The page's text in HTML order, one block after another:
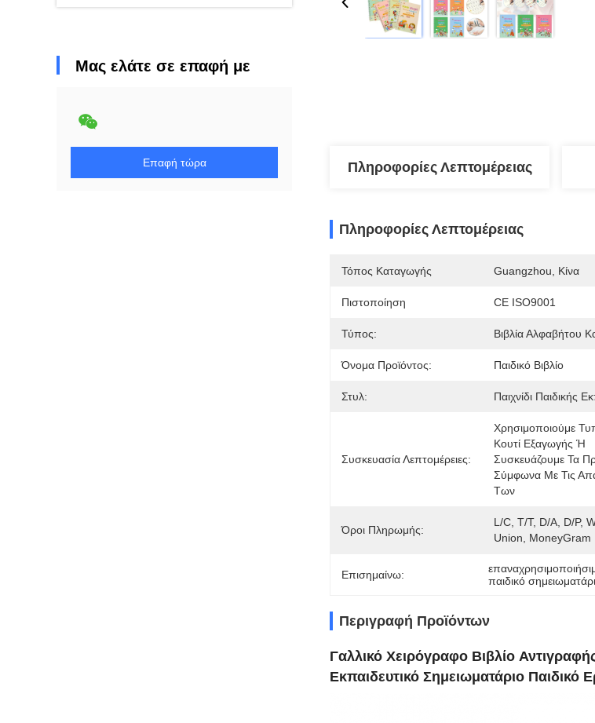
Μας ελάτε σε επαφή με
Επαφή τώρα Πληροφορίες Λεπτομέρειας
Πληροφορίες Λεπτομέρειας
Τόπος Καταγωγής Guangzhou, Κίνα
Πιστοποίηση CE ISO9001
Τύπος: Βιβλία Αλφαβήτου
Όνομα Προϊόντος: Παιδικό Βιβλίο
Στυλ: Παιχνίδι Παιδικής
Συσκευασία Λεπτομέρειες:
Χρησιμοποιούμε
Κουτί Εξαγωγής Ή
Συσκευάζουμε Τα
Σύμφωνα Με Τις
Των
Όροι Πληρωμής:
L/C, T/T, D/A, D/P,
Union, MoneyGram
Επισημαίνω:
παιδικό
Περιγραφή Προϊόντων
Γαλλικό Χειρόγραφο Βιβλίο
Εκπαιδευτικό Σημειωματάριο Παιδικό